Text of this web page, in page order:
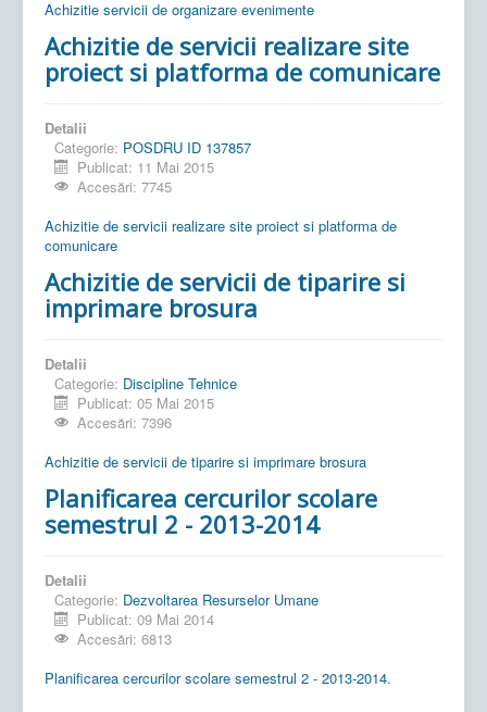
Achizitie servicii de organizare evenimente
Achizitie de servicii realizare site
proiect si platforma de comunicare
Detalii
Categorie: POSDRU ID 137857
Publicat: 11 Mai 2015
Accesări: 7745
Achizitie de servicii realizare site proiect si platforma de
comunicare
Achizitie de servicii de tiparire si
imprimare brosura
Detalii
Categorie: Discipline Tehnice
Publicat: 05 Mai 2015
Accesări: 7396
Achizitie de servicii de tiparire si imprimare brosura
Planificarea cercurilor scolare
semestrul 2 - 2013-2014
Detalii
Categorie: Dezvoltarea Resurselor Umane
Publicat: 09 Mai 2014
Accesări: 6813
Planificarea cercurilor scolare semestrul 2 - 2013-2014.